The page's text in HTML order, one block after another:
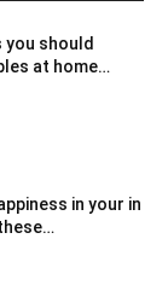
you should
at home…
in your in